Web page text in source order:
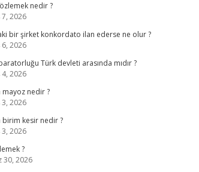
nedir ?
2026
bir şirket konkordato ilan ederse ne olur ?
2026
Türk devleti arasında mıdır ?
2026
mayoz nedir ?
2026
birim kesir nedir ?
2026
?
30, 2026